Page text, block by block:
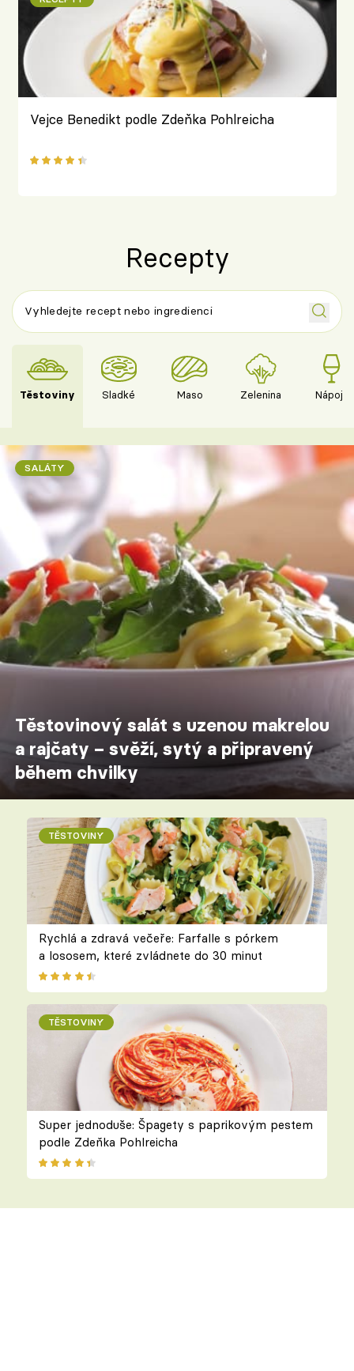
Vejce Benedikt podle Zdeňka Pohlreicha
Recepty
Těstoviny Sladké Maso Zelenina Nápoje
SALÁTY
Těstovinový salát s uzenou makrelou
a rajčaty – svěží, sytý a připravený
během chvilky
TĚSTOVINY
Rychlá a zdravá večeře: Farfalle s pórkem
a lososem, které zvládnete do 30 minut
TĚSTOVINY
Super jednoduše: Špagety s paprikovým pestem
podle Zdeňka Pohlreicha